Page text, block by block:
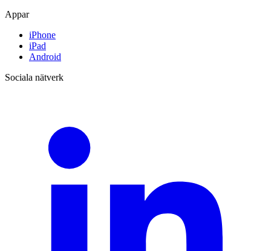
Appar
iPhone
iPad
Android
Sociala nätverk